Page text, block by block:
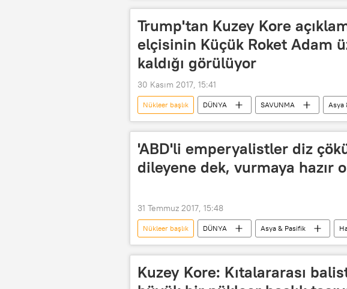
Trump'tan Kuzey Kore
elçisinin Küçük Roket Adam
kaldığı görülüyor
30 Kasım 2017, 15:41
Nükleer başlık DÜNYA SAVUNMA Asya
POLİTİKA
Kuzey Kore krizi Rusya
'ABD'li emperyalistler diz
dileyene dek, vurmaya hazır
31 Temmuz 2017, 15:48
Nükleer başlık DÜNYA Asya & Pasifik
Kuzey Kore
Rodong Sinmun Balistik füze
Kuzey Kore: Kıtalararası